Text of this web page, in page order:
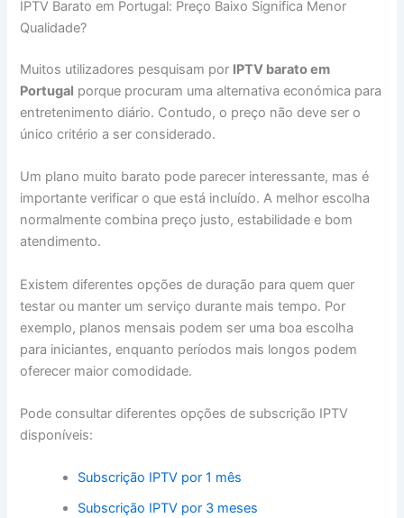
IPTV Barato em Portugal: Preço Baixo Significa Menor
Qualidade?
Muitos utilizadores pesquisam por IPTV barato em
Portugal porque procuram uma alternativa económica para
entretenimento diário. Contudo, o preço não deve ser o
único critério a ser considerado.
Um plano muito barato pode parecer interessante, mas é
importante verificar o que está incluído. A melhor escolha
normalmente combina preço justo, estabilidade e bom
atendimento.
Existem diferentes opções de duração para quem quer
testar ou manter um serviço durante mais tempo. Por
exemplo, planos mensais podem ser uma boa escolha
para iniciantes, enquanto períodos mais longos podem
oferecer maior comodidade.
Pode consultar diferentes opções de subscrição IPTV
disponíveis:
Subscrição IPTV por 1 mês
Subscrição IPTV por 3 meses